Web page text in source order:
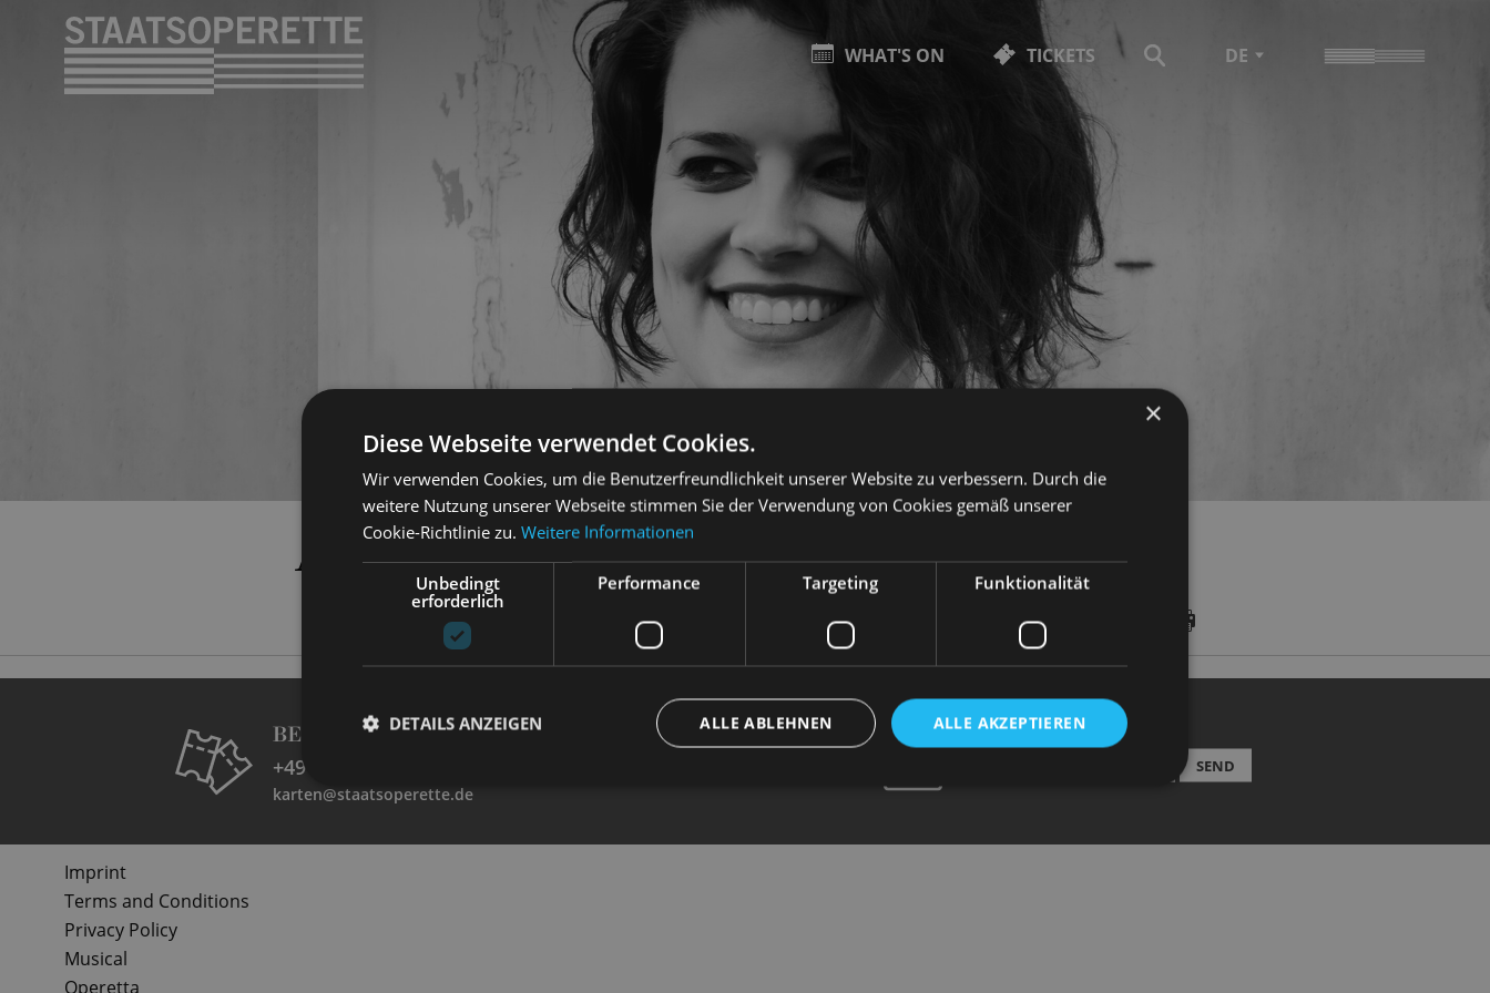
WHAT'S ON TICKETS DE
ANNA SCHÖTTL
BESUCHERSERVICE
+49 351 32042 222
karten@staatsoperette.de
NEWSLETTER
SEND
Imprint
Terms and Conditions
Privacy Policy
Musical
Operetta
×
Diese Webseite verwendet Cookies.
Wir verwenden Cookies, um die Benutzerfreundlichkeit unserer Website zu verbessern. Durch die
weitere Nutzung unserer Webseite stimmen Sie der Verwendung von Cookies gemäß unserer
Cookie-Richtlinie zu. Weitere Informationen
Unbedingt
erforderlich
Performance Targeting Funktionalität
ALLE AKZEPTIEREN
ALLE ABLEHNEN
DETAILS ANZEIGEN